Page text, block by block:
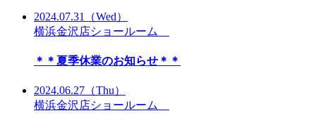
2024.07.31
（Wed）
横浜金沢店ショールーム
＊＊夏季休業のお知らせ＊＊
2024.06.27 （Thu）
横浜金沢店ショールーム